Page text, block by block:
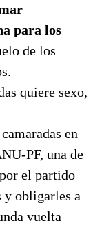
para los
de los
quiere sexo,
en
PF, una de
el partido
y obligarles a
vuelta